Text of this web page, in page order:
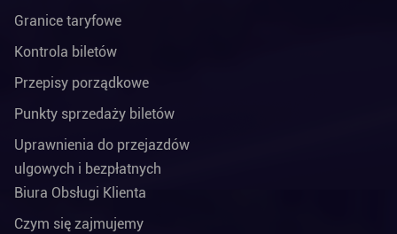
Granice taryfowe
Kontrola biletów
Przepisy porządkowe
Punkty sprzedaży biletów
Uprawnienia do przejazdów
ulgowych i bezpłatnych
Biura Obsługi Klienta
Czym się zajmujemy